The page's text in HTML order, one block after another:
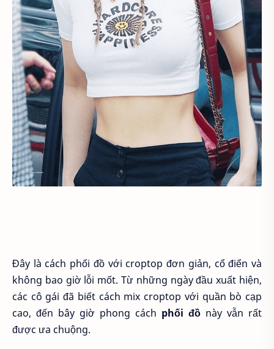
Đây là cách phối đồ với croptop đơn giản, cổ điển và
không bao giờ lỗi mốt. Từ những ngày đầu xuất hiện,
các cô gái đã biết cách mix croptop với quần bò cạp
cao, đến bây giờ phong cách phối đồ này vẫn rất
được ưa chuộng.